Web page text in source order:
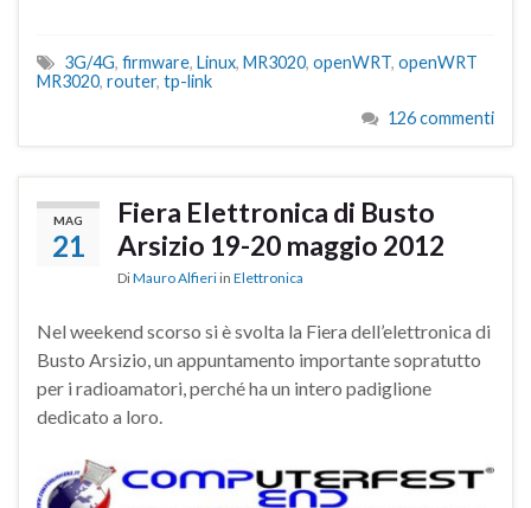
3G/4G, firmware, Linux, MR3020, openWRT, openWRT
MR3020, router, tp-link
126 commenti
MAG
21
Fiera Elettronica di Busto
Arsizio 19-20 maggio 2012
DiMauro Alfieri in Elettronica
Nel weekend scorso si è svolta la Fiera dell’elettronica di
Busto Arsizio, un appuntamento importante sopratutto
per i radioamatori, perché ha un intero padiglione
dedicato a loro.